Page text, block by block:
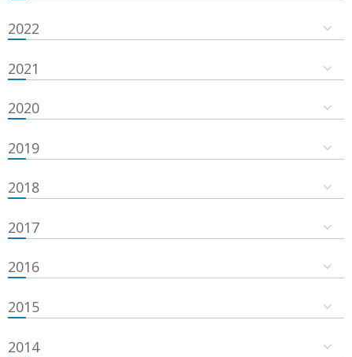
2022
2021
2020
2019
2018
2017
2016
2015
2014